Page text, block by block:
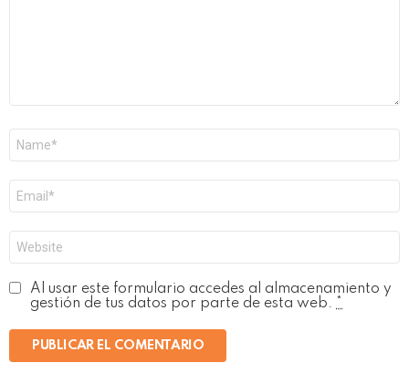
electrónico
*
Al usar este formulario accedes al almacenamiento y
gestión de tus datos por parte de esta web.